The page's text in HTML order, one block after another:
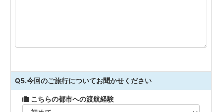
Q5.今回のご旅行についてお聞かせください
こちらの都市への渡航経験